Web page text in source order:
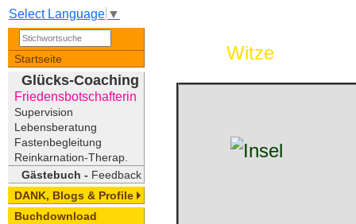
Select Language ▼
Startseite
Glücks-Coaching
Friedensbotschafterin
Supervision
Lebensberatung
Fastenbegleitung
Reinkarnation-Therap.
Gästebuch - Feedback
DANK, Blogs & Profile
Buchdownload
Witze